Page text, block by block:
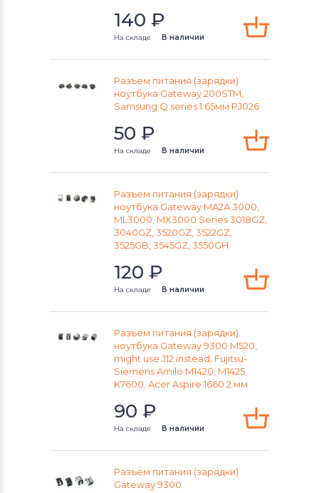
Разъемы питания для ноутбуков
Разъемы питания для ноутбуков
Разъемы питания для ноутбуков
Разъемы питания для ноутбуков
Разъемы питания для ноутбуков
Разъемы питания для ноутбуков
Fujitsu-Siemens
Разъемы питания для ноутбуков
Toshiba
Разъемы питания для ноутбуков
Разъемы питания для ноутбуков
Универсальный
140 ₽
На складе В наличии
Разъем питания (зарядки)
ноутбука Gateway 200STM,
Samsung Q series 1.65мм PJ026
50 ₽
На складе В наличии
Разъем питания (зарядки)
ноутбука Gateway MA2A 3000,
ML3000, MX3000 Series 3018GZ,
3040GZ, 3520GZ, 3522GZ,
3525GB, 3545GZ, 3550GH
120 ₽
На складе В наличии
Разъем питания (зарядки)
ноутбука Gateway 9300 M520,
might use J12 instead, Fujitsu-
Siemens Amilo M1420, M1425,
K7600, Acer Aspire 1660 2 мм
90 ₽
На складе В наличии
Разъем питания (зарядки)
Gateway 9300